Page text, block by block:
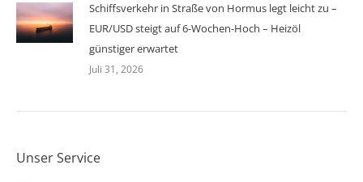
Schiffsverkehr in Straße von Hormus legt leicht zu –
EUR/USD steigt auf 6-Wochen-Hoch – Heizöl
günstiger erwartet
Juli 31, 2026
Unser Service